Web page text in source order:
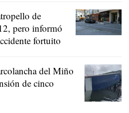
de
pero informó
fortuito
del Miño
de cinco